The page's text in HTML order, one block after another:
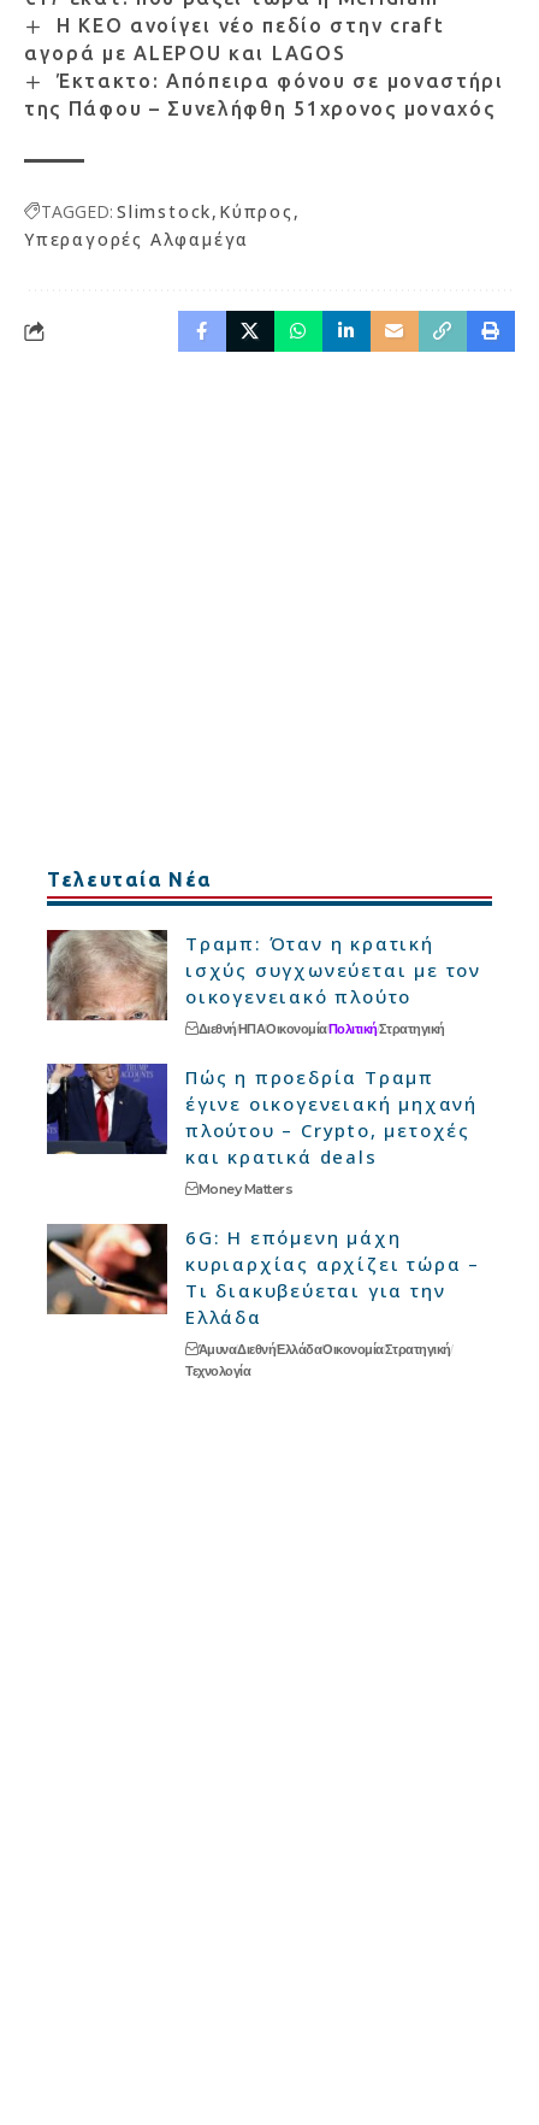
Η ΚΕΟ ανοίγει νέο πεδίο στην craft
αγορά με ALEPOU και LAGOS
Έκτακτο: Απόπειρα φόνου σε μοναστήρι
της Πάφου – Συνελήφθη 51χρονος μοναχός
TAGGED: Slimstock Κύπρος
Υπεραγορές Αλφαμέγα
Τελευταία Νέα
Τραμπ: Όταν η κρατική
ισχύς συγχωνεύεται με τον
οικογενειακό πλούτο
ΔιεθνήΗΠΑΟικονομίαΠολιτικήΣτρατηγική
Πώς η προεδρία Τραμπ
έγινε οικογενειακή μηχανή
πλούτου – Crypto, μετοχές
και κρατικά deals
Money Matters
6G: Η επόμενη μάχη
κυριαρχίας αρχίζει τώρα –
Τι διακυβεύεται για την
Ελλάδα
ΆμυναΔιεθνήΕλλάδαΟικονομίαΣτρατηγική
Τεχνολογία